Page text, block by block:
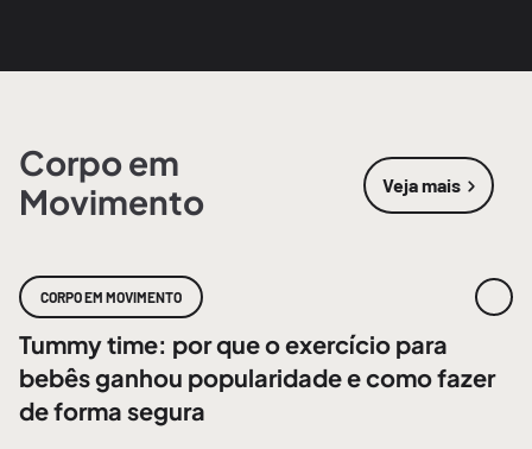
Corpo em
Movimento
Veja mais
sobre
CORPO EM MOVIMENTO
Tummy time: por que o exercício para
bebês ganhou popularidade e como fazer
de forma segura